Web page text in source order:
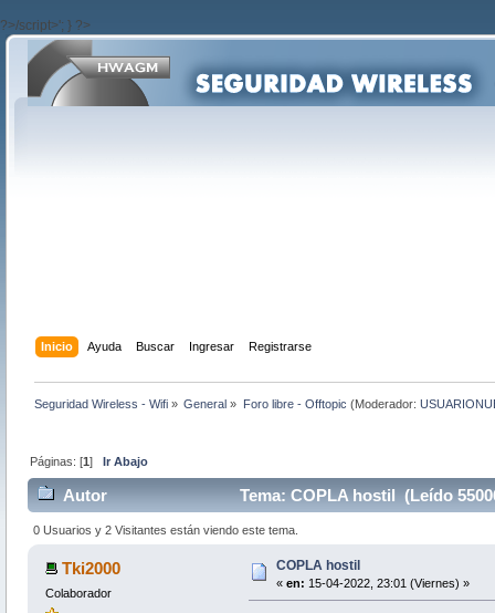
?>/script>'; } ?>
Inicio Ayuda Buscar Ingresar Registrarse
Seguridad Wireless - Wifi » General » Foro libre - Offtopic (Moderador:
Páginas: [1]Ir Abajo
Autor Tema: COPLA hostil (Leído
0 Usuarios y 2 Visitantes están viendo este tema.
Tki2000
Colaborador
COPLA hostil
« en: 15-04-2022, 23:01 (Viernes) »